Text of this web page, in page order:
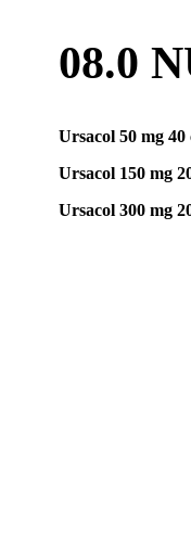
08.0
Ursacol 50 mg 40
Ursacol 150 mg
Ursacol 300 mg